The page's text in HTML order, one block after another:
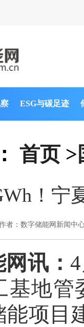
ESG与碳足迹
首页 >
！
者：数字储能网新闻中
网讯：
基地管
能项目